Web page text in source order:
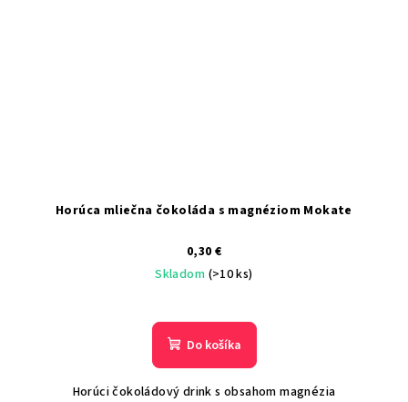
Horúca mliečna čokoláda s magnéziom Mokate
0,30 €
Skladom (>10 ks)
Do košíka
Horúci čokoládový drink s obsahom magnézia